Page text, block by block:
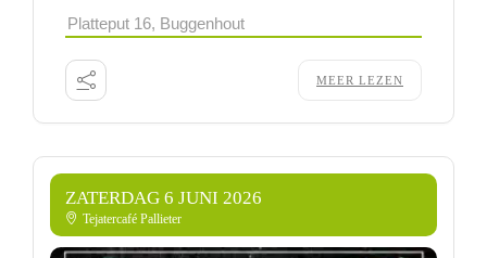
Platteput 16, Buggenhout
MEER LEZEN
ZATERDAG 6 JUNI 2026
Tejatercafé Pallieter